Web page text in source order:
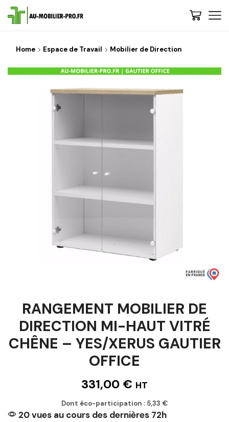
Home Espace de Travail Mobilier de Direction
RANGEMENT MOBILIER DE
DIRECTION MI-HAUT VITRÉ
CHÊNE – YES/XERUS GAUTIER
OFFICE
331,00 € HT
Dont éco-participation : 5,33 €
20 vues au cours des dernières 72h